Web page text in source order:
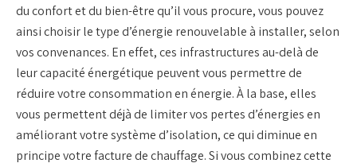
du confort et du bien-être qu’il vous procure, vous pouvez
ainsi choisir le type d’énergie renouvelable à installer, selon
vos convenances. En effet, ces infrastructures au-delà de
leur capacité énergétique peuvent vous permettre de
réduire votre consommation en énergie. À la base, elles
vous permettent déjà de limiter vos pertes d’énergies en
améliorant votre système d’isolation, ce qui diminue en
principe votre facture de chauffage. Si vous combinez cette